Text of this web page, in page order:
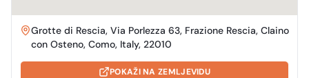
Grotte di Rescia, Via Porlezza 63, Frazione Rescia, Claino
con Osteno, Como, Italy, 22010
POKAŽI NA ZEMLJEVIDU